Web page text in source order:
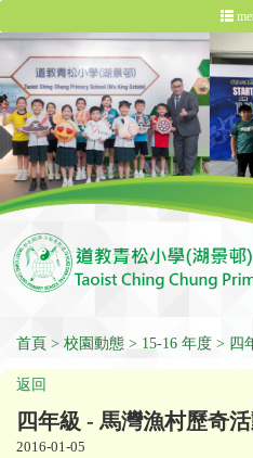
首頁 校園動態 15-16 年度 四
返回
四年級 - 馬灣漁村歷奇
2016-01-05